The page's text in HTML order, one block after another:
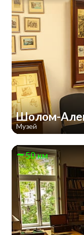
Шолом-
Музей
50 км